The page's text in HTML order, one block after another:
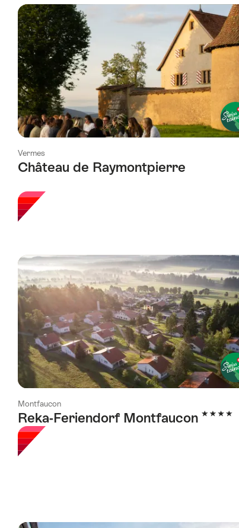
a
été
filtrée
selon
les
tags
suivants
Vermes
Château de Raymontpierre
Montfaucon
Reka-Feriendorf Montfaucon 4 étoiles